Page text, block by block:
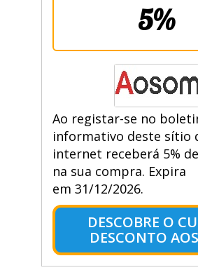
5%
Ao registar-se no
informativo deste sítio
internet receberá 5%
na sua compra. Expira
em 31/12/2026.
DESCOBRE O
DESCONTO